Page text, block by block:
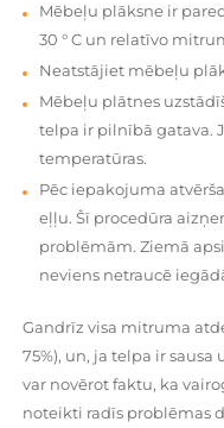
Mēbeļu plāksne ir
30 ° C un relatīvo
Neatstājiet mēbeļu
Mēbeļu plātnes
telpa ir pilnībā gatava.
temperatūras.
Pēc iepakojuma
eļļu. Šī procedūra
problēmām. Ziemā
neviens netraucē
Gandrīz visa mitruma
75%), un, ja telpa ir
var novērot faktu, ka
noteikti radīs problēmas